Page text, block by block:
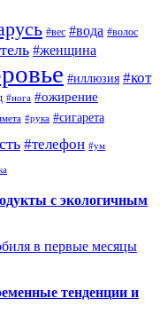
#вес #вода #волос
#женщина
#иллюзия #кот
#нога #ожирение
#рука #сигарета
#телефон #ум
с экологичным
в первые месяцы
тенденции и